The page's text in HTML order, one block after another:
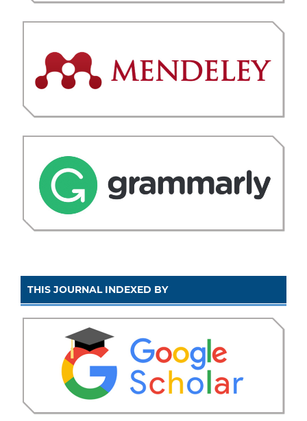
THIS JOURNAL INDEXED BY